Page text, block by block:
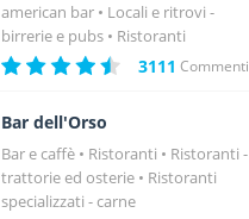
american bar
Locali e ritrovi -
birrerie e pubs
Ristoranti
3111 Commenti
Bar dell'Orso
Bar e caffè Ristoranti
Ristoranti -
trattorie ed osterie
Ristoranti
specializzati - carne